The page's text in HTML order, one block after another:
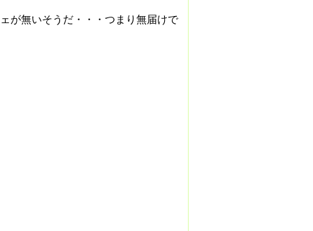
が無いそうだ・・・つまり無届けで